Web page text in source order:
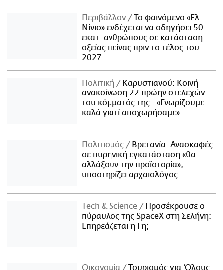
Περιβάλλον
Το φαινόμενο «Ελ
Νίνιο» ενδέχεται να οδηγήσει 50
εκατ. ανθρώπους σε κατάσταση
οξείας πείνας πριν το τέλος του
2027
Πολιτική
Καρυστιανού: Κοινή
ανακοίνωση 22 πρώην στελεχών
του κόμματός της - «Γνωρίζουμε
καλά γιατί αποχωρήσαμε»
Πολιτισμός
Βρετανία: Ανασκαφές
σε πυρηνική εγκατάσταση «θα
αλλάξουν την προϊστορία»,
υποστηρίζει αρχαιολόγος
Τech & Science
Προσέκρουσε ο
πύραυλος της SpaceX στη Σελήνη:
Επηρεάζεται η Γη;
Οικονομία
Τουρισμός για Όλους